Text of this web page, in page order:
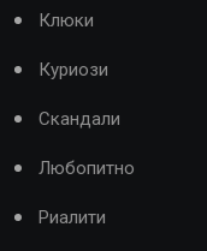
Клюки
Куриози
Скандали
Любопитно
Риалити